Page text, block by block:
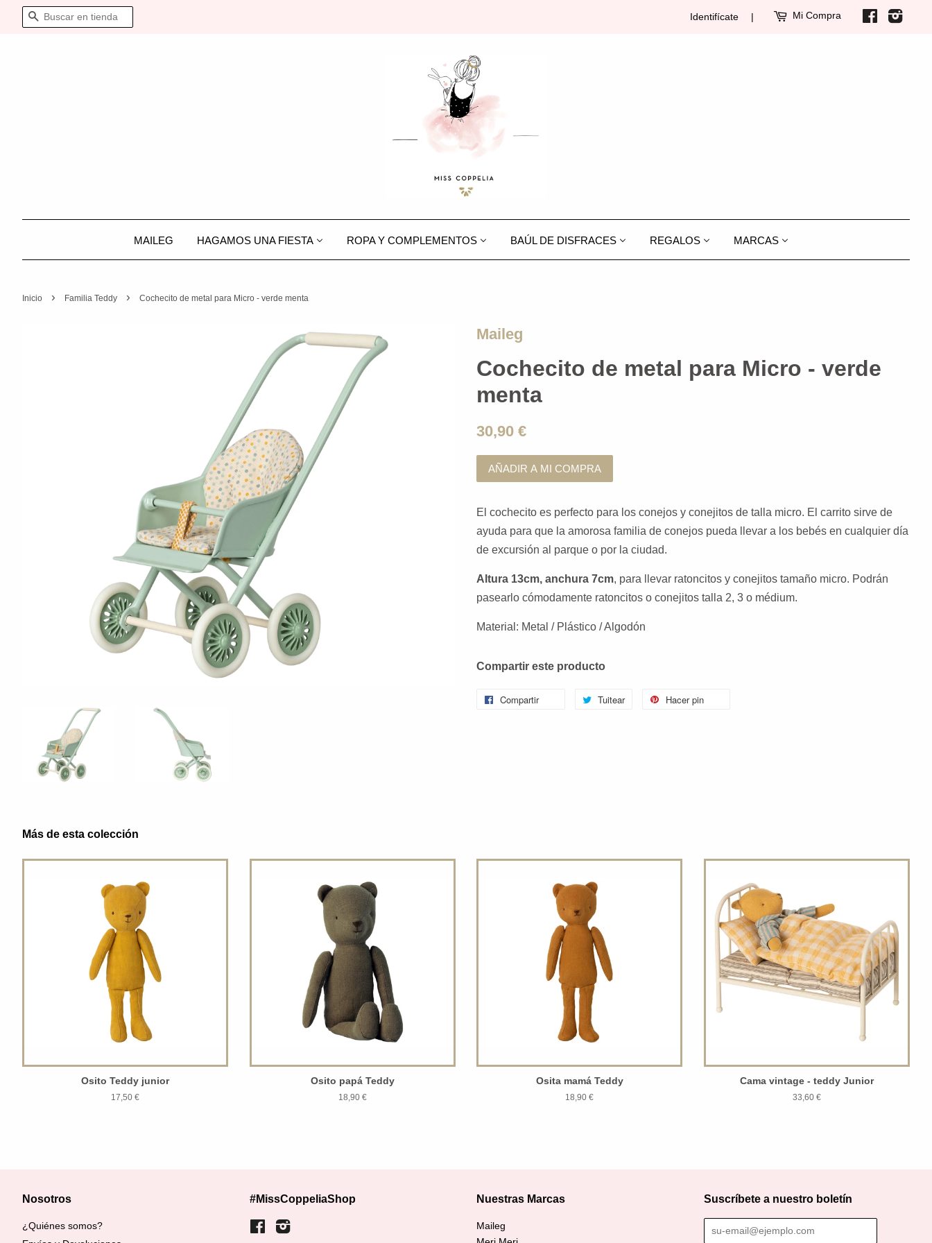
BUSCAR Identifícate | Mi Compra Facebook
MAILEG HAGAMOS UNA FIESTA ROPA Y COMPLEMENTOS BAÚL DE DISFRACES REGALOS MARCAS
Inicio › Familia Teddy › Cochecito de metal para Micro - verde menta
Maileg
Cochecito de metal para Micro - verde
menta
30,90 €
AÑADIR A MI COMPRA
El cochecito es perfecto para los conejos y conejitos de talla micro. El carrito sirve de
ayuda para que la amorosa familia de conejos pueda llevar a los bebés en cualquier día
de excursión al parque o por la ciudad.
Altura 13cm, anchura 7cm, para llevar ratoncitos y conejitos tamaño micro. Podrán
pasearlo cómodamente ratoncitos o conejitos talla 2, 3 o médium.
Material: Metal / Plástico / Algodón
Compartir este producto
Compartir Tuitear Hacer pin
Más de esta colección
Osito Teddy junior
17,50 €
Osito papá Teddy
18,90 €
Osita mamá Teddy
18,90 €
Cama vintage - teddy Junior
33,60 €
Nosotros
¿Quiénes somos?
#MissCoppeliaShop
FacebookInstagram
Nuestras Marcas
Maileg
Suscríbete a nuestro boletín